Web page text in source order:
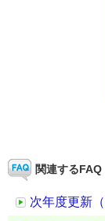
関連するFAQ
次年度更新